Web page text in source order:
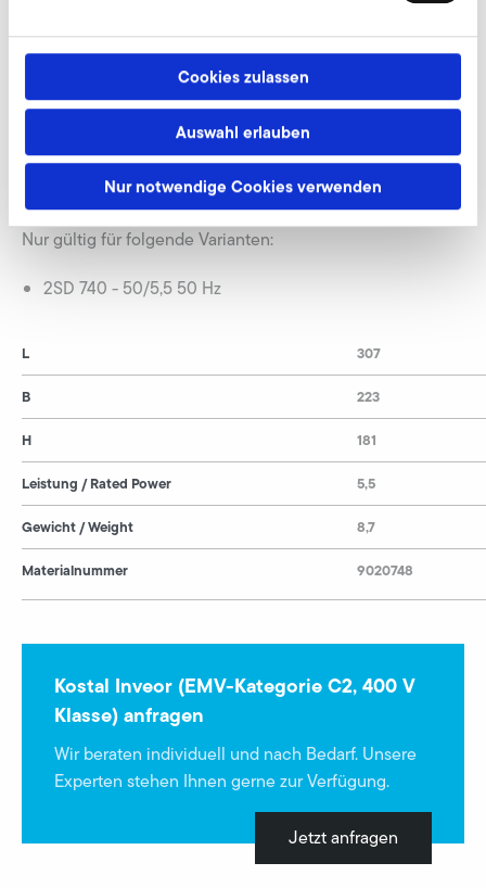
Cookies zulassen
Auswahl erlauben
Nur notwendige Cookies verwenden
2SD 740
Nur gültig für folgende Varianten:
2SD 740 - 50/5,5 50 Hz
L
B
H
Leistung / Rated Power
Gewicht / Weight
Materialnummer
307
223
181
5,5
8,7
9020748
Kostal Inveor (EMV-Kategorie C2, 400 V
Klasse) anfragen
Wir beraten individuell und nach Bedarf. Unsere
Experten stehen Ihnen gerne zur Verfügung.
Jetzt anfragen